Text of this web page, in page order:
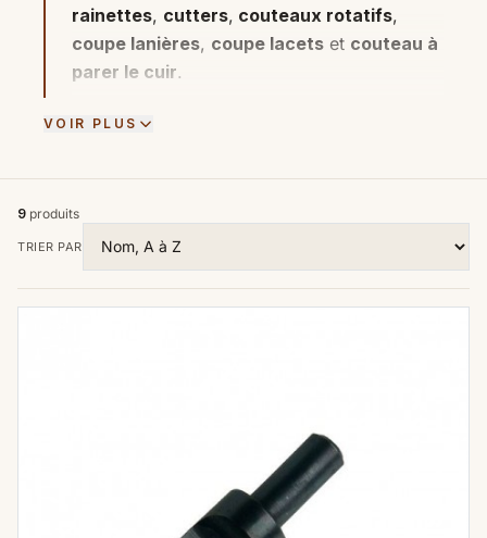
rainettes, cutters, couteaux rotatifs,
coupe lanières, coupe lacets et couteau à
parer le cuir.
VOIR PLUS
9 produits
TRIER PAR